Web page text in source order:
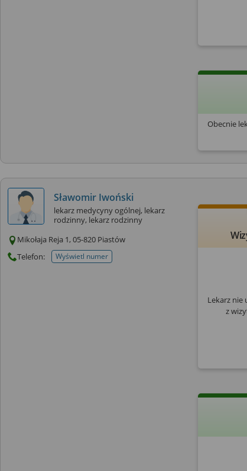
Obecnie
Sławomir Iwoński
lekarz medycyny ogólnej, lekarz
rodzinny, lekarz rodzinny
Mikołaja Reja 1, 05-820 Piastów
Telefon:
Wyświetl numertelefonu do placowki
Lekarz nie
z